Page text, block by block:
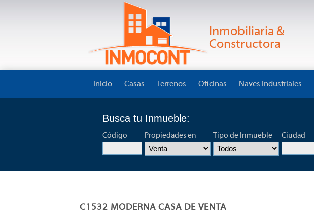
Inmobiliaria &
Constructora
Inicio Casas Terrenos Oficinas Naves Industriales
Busca tu Inmueble:
Código Propiedades en Tipo de Inmueble Ciudad
C1532 MODERNA CASA DE VENTA